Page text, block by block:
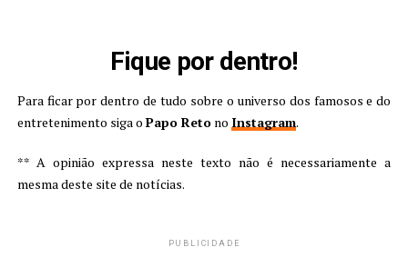
Fique por dentro!
Para ficar por dentro de tudo sobre o universo dos famosos e do
entretenimento siga o Papo Retono Instagram.
** A opinião expressa neste texto não é necessariamente a
mesma deste site de notícias.
PUBLICIDADE